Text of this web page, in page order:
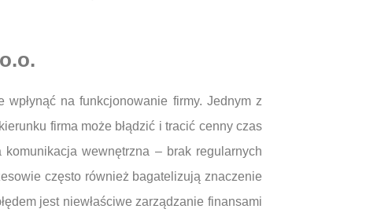
wpłynąć na funkcjonowanie firmy. Jednym z
firma może błądzić i tracić cenny czas
wewnętrzna – brak regularnych
często również bagatelizują znaczenie
jest niewłaściwe zarządzanie finansami